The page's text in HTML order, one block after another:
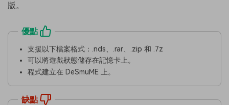
版。
優點
支援以下檔案格式：.nds、.rar、.zip 和 .7z
可以將遊戲狀態儲存在記憶卡上。
程式建立在 DeSmuME 上。
缺點